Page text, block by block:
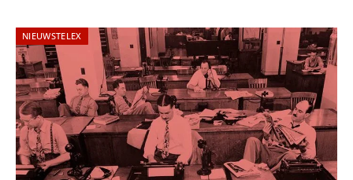
NIEUWSTELEX